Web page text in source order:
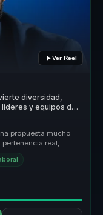
Ver Reel
diversidad,
lideres y equipos de
propuesta mucho
pertenencia real,